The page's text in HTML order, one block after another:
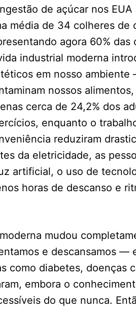
de açúcar nos
média de 34 colheres de
agora 60% das
industrial moderna
em nosso
nossos
cerca de 24,2% dos
enquanto o
reduziram
da eletricidade, as
artificial, o uso de
horas de descanso e
mudou
e descansamos —
como diabetes, doenças
embora o
do que nunca.